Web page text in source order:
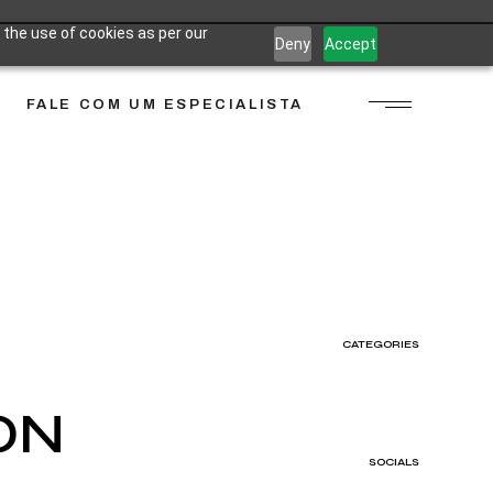
use of cookies as per our
Deny Accept
FALE COM UM ESPECIALISTA
CATEGORIES
SOCIALS